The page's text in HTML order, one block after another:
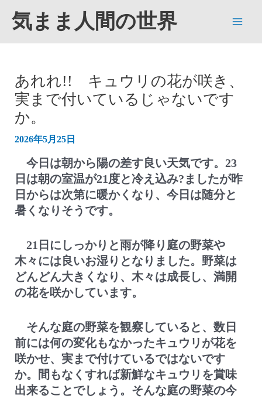
気まま人間の世界
あれれ!! キュウリの花が咲き、
実まで付いているじゃないです
か。
2026年5月25日
今日は朝から陽の差す良い天気です。23
日は朝の室温が21度と冷え込み?ましたが昨
日からは次第に暖かくなり、今日は随分と
暑くなりそうです。
21日にしっかりと雨が降り庭の野菜や
木々には良いお湿りとなりました。野菜は
どんどん大きくなり、木々は成長し、満開
の花を咲かしています。
そんな庭の野菜を観察していると、数日
前には何の変化もなかったキュウリが花を
咲かせ、実まで付けているではないです
か。間もなくすれば新鮮なキュウリを賞味
出来ることでしょう。そんな庭の野菜の今